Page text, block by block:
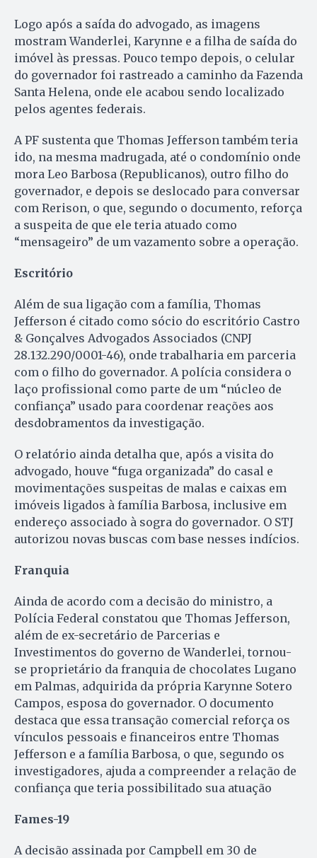
Logo após a saída do advogado, as imagens
mostram Wanderlei, Karynne e a filha de saída do
imóvel às pressas. Pouco tempo depois, o celular
do governador foi rastreado a caminho da Fazenda
Santa Helena, onde ele acabou sendo localizado
pelos agentes federais.
A PF sustenta que Thomas Jefferson também teria
ido, na mesma madrugada, até o condomínio onde
mora Leo Barbosa (Republicanos), outro filho do
governador, e depois se deslocado para conversar
com Rerison, o que, segundo o documento, reforça
a suspeita de que ele teria atuado como
“mensageiro” de um vazamento sobre a operação.
Escritório
Além de sua ligação com a família, Thomas
Jefferson é citado como sócio do escritório Castro
& Gonçalves Advogados Associados (CNPJ
28.132.290/0001-46), onde trabalharia em parceria
com o filho do governador. A polícia considera o
laço profissional como parte de um “núcleo de
confiança” usado para coordenar reações aos
desdobramentos da investigação.
O relatório ainda detalha que, após a visita do
advogado, houve “fuga organizada” do casal e
movimentações suspeitas de malas e caixas em
imóveis ligados à família Barbosa, inclusive em
endereço associado à sogra do governador. O STJ
autorizou novas buscas com base nesses indícios.
Franquia
Ainda de acordo com a decisão do ministro, a
Polícia Federal constatou que Thomas Jefferson,
além de ex-secretário de Parcerias e
Investimentos do governo de Wanderlei, tornou-
se proprietário da franquia de chocolates Lugano
em Palmas, adquirida da própria Karynne Sotero
Campos, esposa do governador. O documento
destaca que essa transação comercial reforça os
vínculos pessoais e financeiros entre Thomas
Jefferson e a família Barbosa, o que, segundo os
investigadores, ajuda a compreender a relação de
confiança que teria possibilitado sua atuação
Fames-19
A decisão assinada por Campbell em 30 de